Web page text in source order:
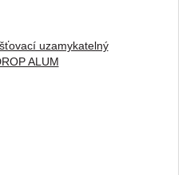
uzamykatelný
ALUM